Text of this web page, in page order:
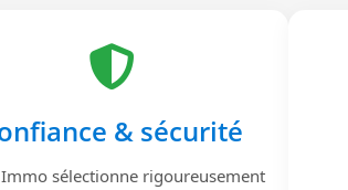
& sécurité
sélectionne rigoureusement